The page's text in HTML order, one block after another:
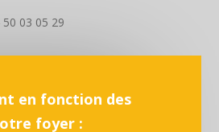
03 05 29
en fonction des
foyer :